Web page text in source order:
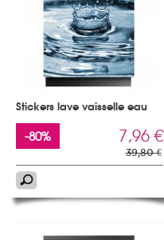
Stickers lave vaisselle eau
-80% 7,96 €
39,80 €